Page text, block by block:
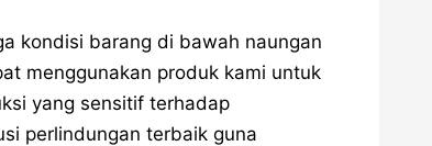
kondisi barang di bawah naungan
menggunakan produk kami untuk
yang sensitif terhadap
perlindungan terbaik guna